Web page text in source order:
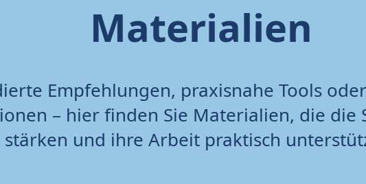
Materialien
Empfehlungen, praxisnahe Tools
– hier finden Sie Materialien, die die
stärken und ihre Arbeit praktisch